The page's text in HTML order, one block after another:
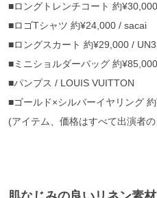
■ロングトレンチコート 約
■ロゴTシャツ 約¥24,000 / sacai
■ロングスカート 約¥29,000 /
■ミニショルダーバッグ 約
■パンプス / LOUIS VUITTON
■ゴールド×シルバーイヤリング
(アイテム、価格はすべて出演者